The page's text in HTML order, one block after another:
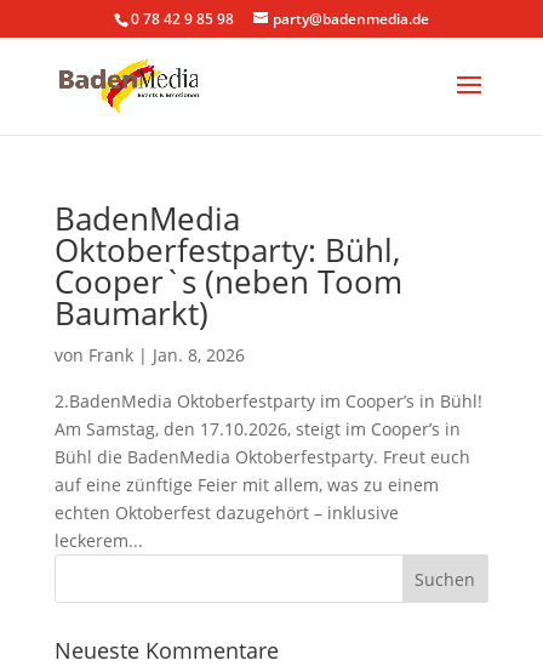
0 78 42 9 85 98 party@badenmedia.de
BadenMedia
Oktoberfestparty: Bühl,
Cooper`s (neben Toom
Baumarkt)
von Frank| Jan. 8, 2026
2.BadenMedia Oktoberfestparty im Cooper’s in Bühl!
Am Samstag, den 17.10.2026, steigt im Cooper’s in
Bühl die BadenMedia Oktoberfestparty. Freut euch
auf eine zünftige Feier mit allem, was zu einem
echten Oktoberfest dazugehört – inklusive
leckerem...
Neueste Kommentare